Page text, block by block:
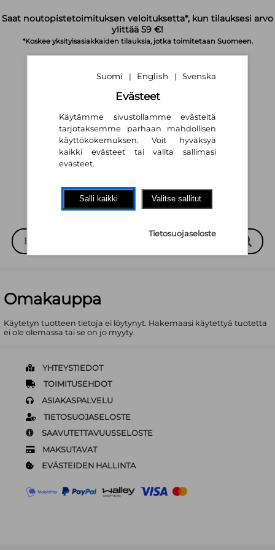
Saat noutopistetoimituksen veloituksetta*, kun tilauksesi arvo
ylittää 59 €!
*Koskee yksityisasiakkaiden tilauksia, jotka toimitetaan Suomeen.
Suomi | English | Svenska
Omakauppa
Käytetyn tuotteen tietoja ei löytynyt. Hakemaasi käytettyä tuotetta
ei ole olemassa tai se on jo myyty.
YHTEYSTIEDOT
TOIMITUSEHDOT
ASIAKASPALVELU
TIETOSUOJASELOSTE
SAAVUTETTAVUUSSELOSTE
MAKSUTAVAT
EVÄSTEIDEN HALLINTA
Suomi | English | Svenska
Evästeet
Käytämme sivustollamme evästeitä
tarjotaksemme parhaan mahdollisen
käyttökokemuksen. Voit hyväksyä
kaikki evästeet tai valita sallimasi
evästeet.
Salli kaikki Valitse sallitut
Tietosuojaseloste